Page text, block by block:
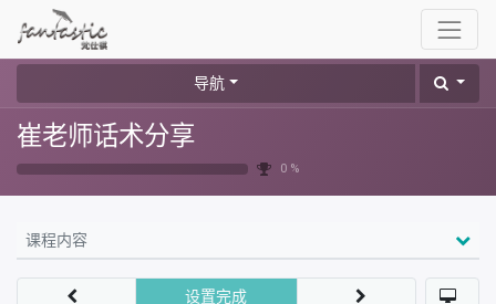
导航
崔老师话术分享
0 %
课程内容
设置完成